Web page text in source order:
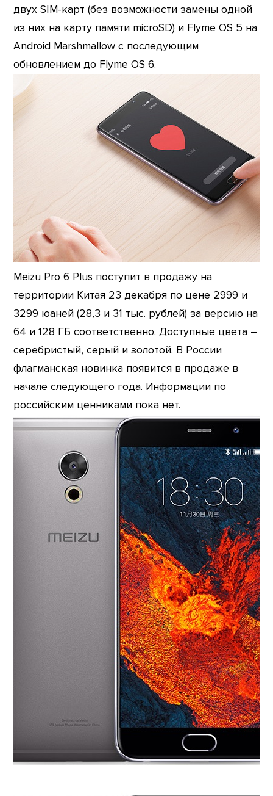
двух SIM-карт (без возможности замены одной
из них на карту памяти microSD) и Flyme OS 5 на
Android Marshmallow с последующим
обновлением до Flyme OS 6.
Meizu Pro 6 Plus поступит в продажу на
территории Китая 23 декабря по цене 2999 и
3299 юаней (28,3 и 31 тыс. рублей) за версию на
64 и 128 ГБ соответственно. Доступные цвета –
серебристый, серый и золотой. В России
флагманская новинка появится в продаже в
начале следующего года. Информации по
российским ценниками пока нет.